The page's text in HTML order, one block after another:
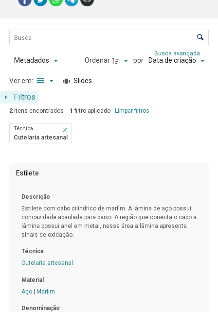
Lista de itens
Controle de ordenação e visualização
Filtros
Busca avançada
Metadados Ordenar por Data de criação
Ver em: Slides
2itens encontrados 1 filtro aplicado Limpar filtros
Técnica
Cutelaria artesanal
Resultados da lista de itens
Estilete
Descrição
Estilete com cabo cilíndrico de marfim. A lâmina de aço possui
concavidade abaulada para baixo. A região que conecta o cabo a
lâmina possui anel em metal, nessa área a lâmina apresenta
sinais de oxidação.
Técnica
Cutelaria artesanal
Material
Aço| Marfim
Denominação